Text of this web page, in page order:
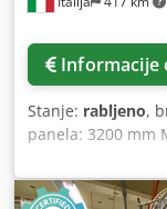
Informacije
Stanje: rabljeno,
panela: 3200 mm
Crsdpfxsyhbhws
putem NC